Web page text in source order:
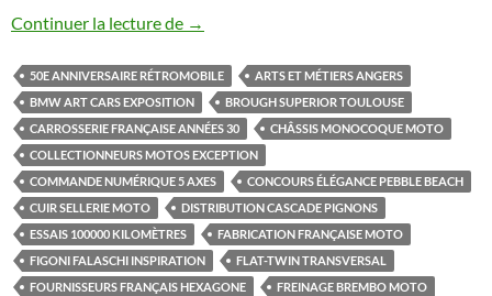
Continuer la lecture de Midual Type 1 Série 3 : la manufacture
→
50E ANNIVERSAIRE RÉTROMOBILE
ARTS ET MÉTIERS ANGERS
BMW ART CARS EXPOSITION
BROUGH SUPERIOR TOULOUSE
CARROSSERIE FRANÇAISE ANNÉES 30
CHÂSSIS MONOCOQUE MOTO
COLLECTIONNEURS MOTOS EXCEPTION
COMMANDE NUMÉRIQUE 5 AXES
CONCOURS ÉLÉGANCE PEBBLE BEACH
CUIR SELLERIE MOTO
DISTRIBUTION CASCADE PIGNONS
ESSAIS 100000 KILOMÈTRES
FABRICATION FRANÇAISE MOTO
FIGONI FALASCHI INSPIRATION
FLAT-TWIN TRANSVERSAL
FOURNISSEURS FRANÇAIS HEXAGONE
FREINAGE BREMBO MOTO